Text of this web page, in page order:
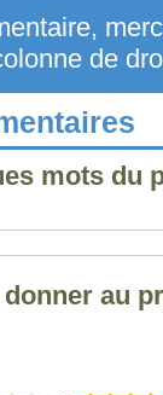
de
mots du
au